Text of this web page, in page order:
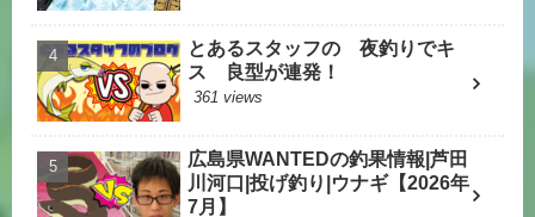
とあるスタッフの 夜釣りでキ
ス 良型が連発！
361 views
広島県WANTEDの釣果情報|芦田
川河口|投げ釣り|ウナギ【2026年
7月】